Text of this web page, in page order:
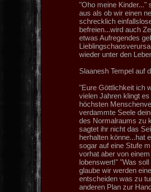
"Oho meine Kinder..."
aus als ob wir einen
schrecklich
befreien...wird auch
etwas Aufregendes
wieder unter den
Slaanesh Tempel auf
"Eure Göttlichkeit ich
vielen Jahren klingt
höchsten
verdammte Seele
des Normalraums zu
sagtet ihr nicht das
herhalten könne...hat
sogar auf eine Stufe
vorhat aber von
lobenswert!" "Was
glaube wir werden
entscheiden was zu
anderen Plan zur